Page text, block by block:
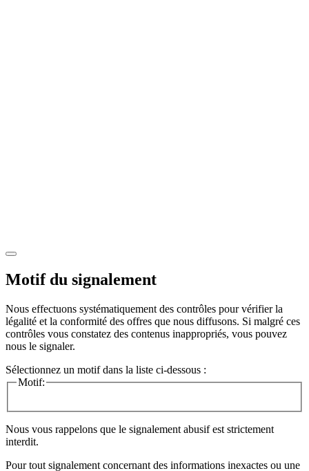
Motif du signalement
Nous effectuons systématiquement des contrôles pour vérifier la
légalité et la conformité des offres que nous diffusons. Si malgré ces
contrôles vous constatez des contenus inappropriés, vous pouvez
nous le signaler.
Sélectionnez un motif dans la liste ci-dessous :
Motif:
Nous vous rappelons que le signalement abusif est strictement
interdit.
Pour tout signalement concernant des informations inexactes ou une